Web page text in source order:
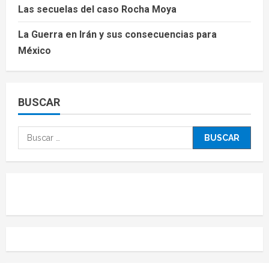
Las secuelas del caso Rocha Moya
La Guerra en Irán y sus consecuencias para
México
BUSCAR